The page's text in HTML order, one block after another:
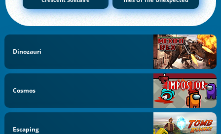
Dinozauri
Cosmos
Escaping